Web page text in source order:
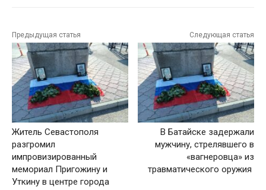
Предыдущая статья
Житель Севастополя
разгромил
импровизированный
мемориал Пригожину и
Уткину в центре города
Следующая статья
В Батайске задержали
мужчину, стрелявшего в
«вагнеровца» из
травматического оружия